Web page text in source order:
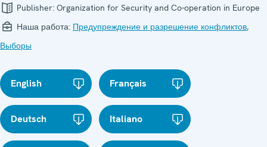
Publisher: Organization for Security and Co-operation in Europe
Наша работа: Предупреждение и разрешение конфликтов,
Выборы
English Français
Deutsch Italiano